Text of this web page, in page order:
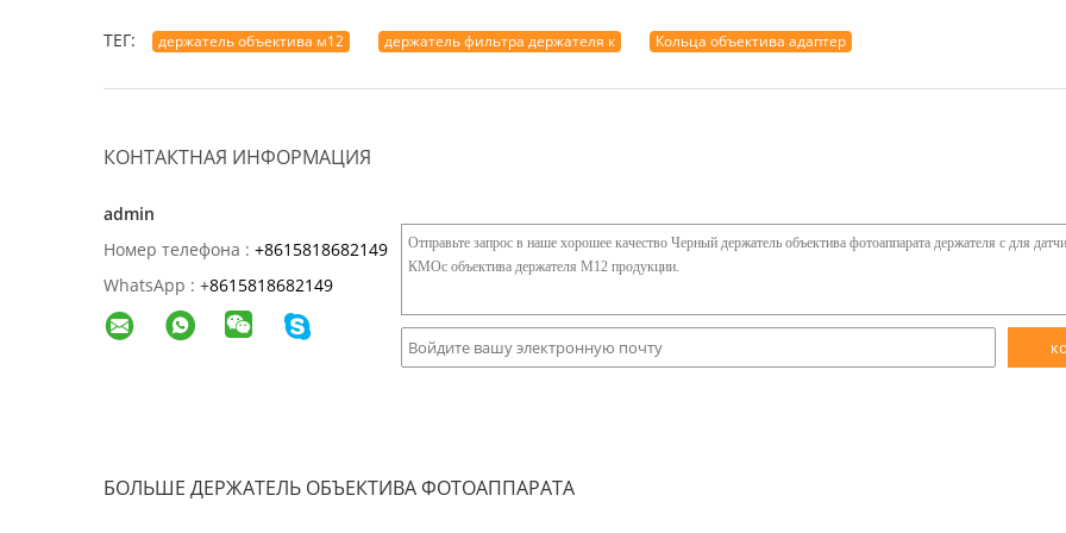
ТЕГ: держатель объектива м12 держатель фильтра держателя к Кольца объектива адаптер
КОНТАКТНАЯ ИНФОРМАЦИЯ
admin
Номер телефона : +8615818682149
WhatsApp : +8615818682149
БОЛЬШЕ ДЕРЖАТЕЛЬ ОБЪЕКТИВА ФОТОАППАРАТА